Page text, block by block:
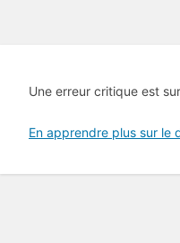
Une erreur critique est
En apprendre plus sur le